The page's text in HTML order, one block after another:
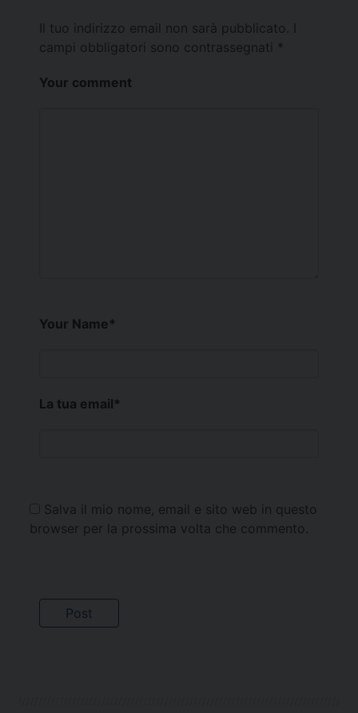
Il tuo indirizzo email non sarà pubblicato.
campi obbligatori sono contrassegnati *
Your comment
Your Name*
La tua email*
Salva il mio nome, email e sito web in questo
browser per la prossima volta che commento.